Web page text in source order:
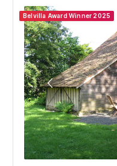
Belvilla Award Winner 2025